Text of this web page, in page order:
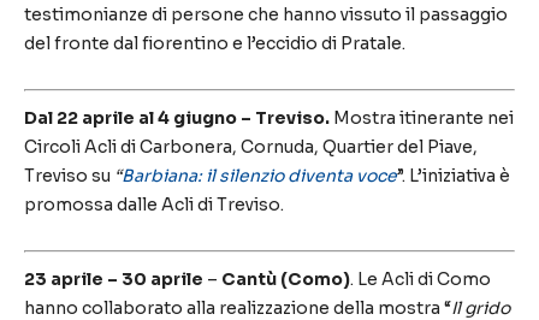
testimonianze di persone che hanno vissuto il passaggio
del fronte dal fiorentino e l’eccidio di Pratale.
Dal 22 aprile al 4 giugno – Treviso. Mostra itinerante nei
Circoli Acli di Carbonera, Cornuda, Quartier del Piave,
Treviso su “Barbiana: il silenzio diventa voce”. L’iniziativa è
promossa dalle Acli di Treviso.
23 aprile – 30 aprile – Cantù (Como). Le Acli di Como
hanno collaborato alla realizzazione della mostra “Il grido